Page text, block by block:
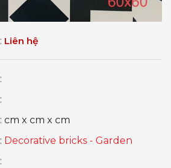
: Liên hệ
:
:
: cm x cm x cm
: Decorative bricks - Garden
: